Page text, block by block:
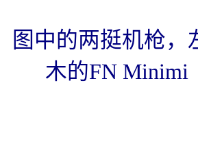
图中的两挺机枪，
木的FN Minimi